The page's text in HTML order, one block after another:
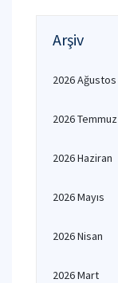
Arşiv
2026 Ağustos
2026 Temmuz
2026 Haziran
2026 Mayıs
2026 Nisan
2026 Mart